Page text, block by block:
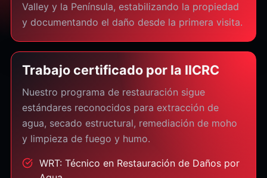
Valley y la Península, estabilizando la propiedad
y documentando el daño desde la primera visita.
Trabajo certificado por la IICRC
Nuestro programa de restauración sigue
estándares reconocidos para extracción de
agua, secado estructural, remediación de moho
y limpieza de fuego y humo.
WRT: Técnico en Restauración de Daños por